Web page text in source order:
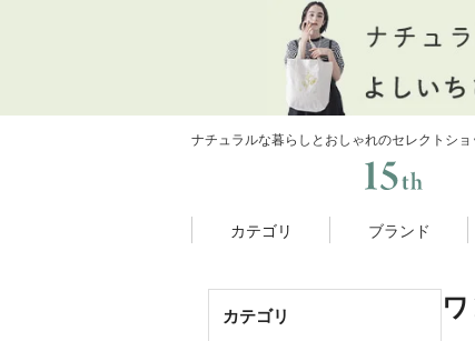
ナチュラルな暮らしとおしゃれのセレクトショ
カテゴリ ブランド
カテゴリ